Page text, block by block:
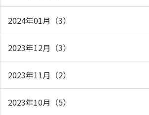
2024年01月（3）
2023年12月（3）
2023年11月（2）
2023年10月（5）